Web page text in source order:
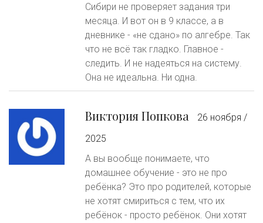
Сибири не проверяет задания три
месяца. И вот он в 9 классе, а в
дневнике - «не сдано» по алгебре. Так
что не всё так гладко. Главное -
следить. И не надеяться на систему.
Она не идеальна. Ни одна.
Виктория Попкова
26 ноября /
2025
А вы вообще понимаете, что
домашнее обучение - это не про
ребёнка? Это про родителей, которые
не хотят смириться с тем, что их
ребёнок - просто ребёнок. Они хотят